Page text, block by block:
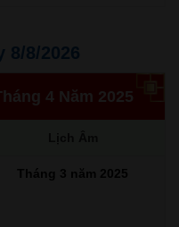
8/8/2026
4 Năm 2025
Tháng 3 năm 2025